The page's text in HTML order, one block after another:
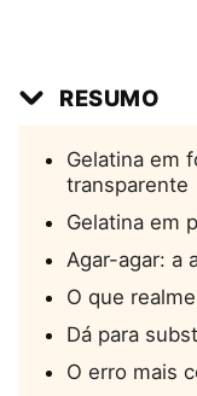
RESUMO
Gelatina em
transparente
Gelatina em
Agar-agar: a
O que
Dá para
O erro mais